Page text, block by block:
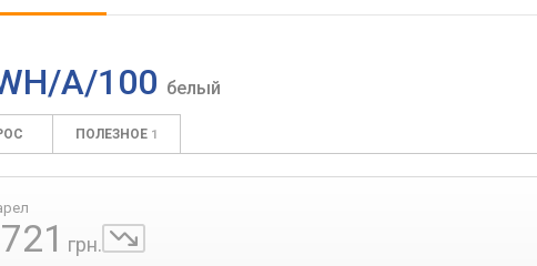
A/100 белый
ПОЛЕЗНОЕ 1
грн.